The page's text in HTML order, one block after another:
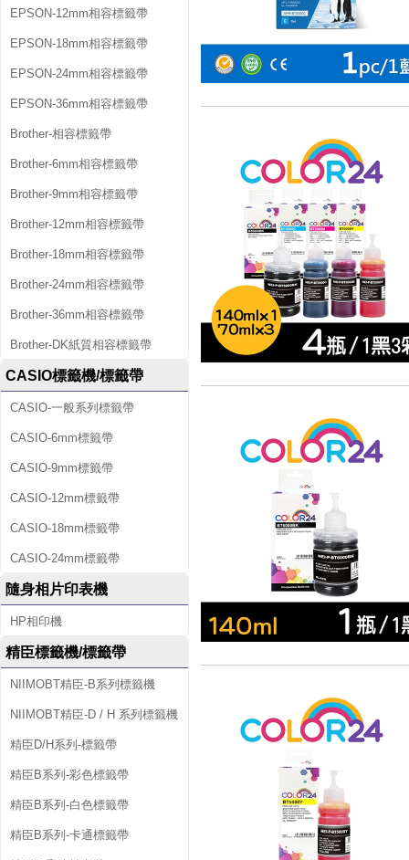
EPSON-12mm相容標籤帶
EPSON-18mm相容標籤帶
EPSON-24mm相容標籤帶
EPSON-36mm相容標籤帶
Brother-相容標籤帶
Brother-6mm相容標籤帶
Brother-9mm相容標籤帶
Brother-12mm相容標籤帶
Brother-18mm相容標籤帶
Brother-24mm相容標籤帶
Brother-36mm相容標籤帶
Brother-DK紙質相容標籤帶
CASIO標籤機/標籤帶
CASIO-一般系列標籤帶
CASIO-6mm標籤帶
CASIO-9mm標籤帶
CASIO-12mm標籤帶
CASIO-18mm標籤帶
CASIO-24mm標籤帶
隨身相片印表機
HP相印機
精臣標籤機/標籤帶
NIIMOBT精臣-B系列標籤機
NIIMOBT精臣-D / H 系列標籤機
精臣D/H系列-標籤帶
精臣B系列-彩色標籤帶
精臣B系列-白色標籤帶
精臣B系列-卡通標籤帶